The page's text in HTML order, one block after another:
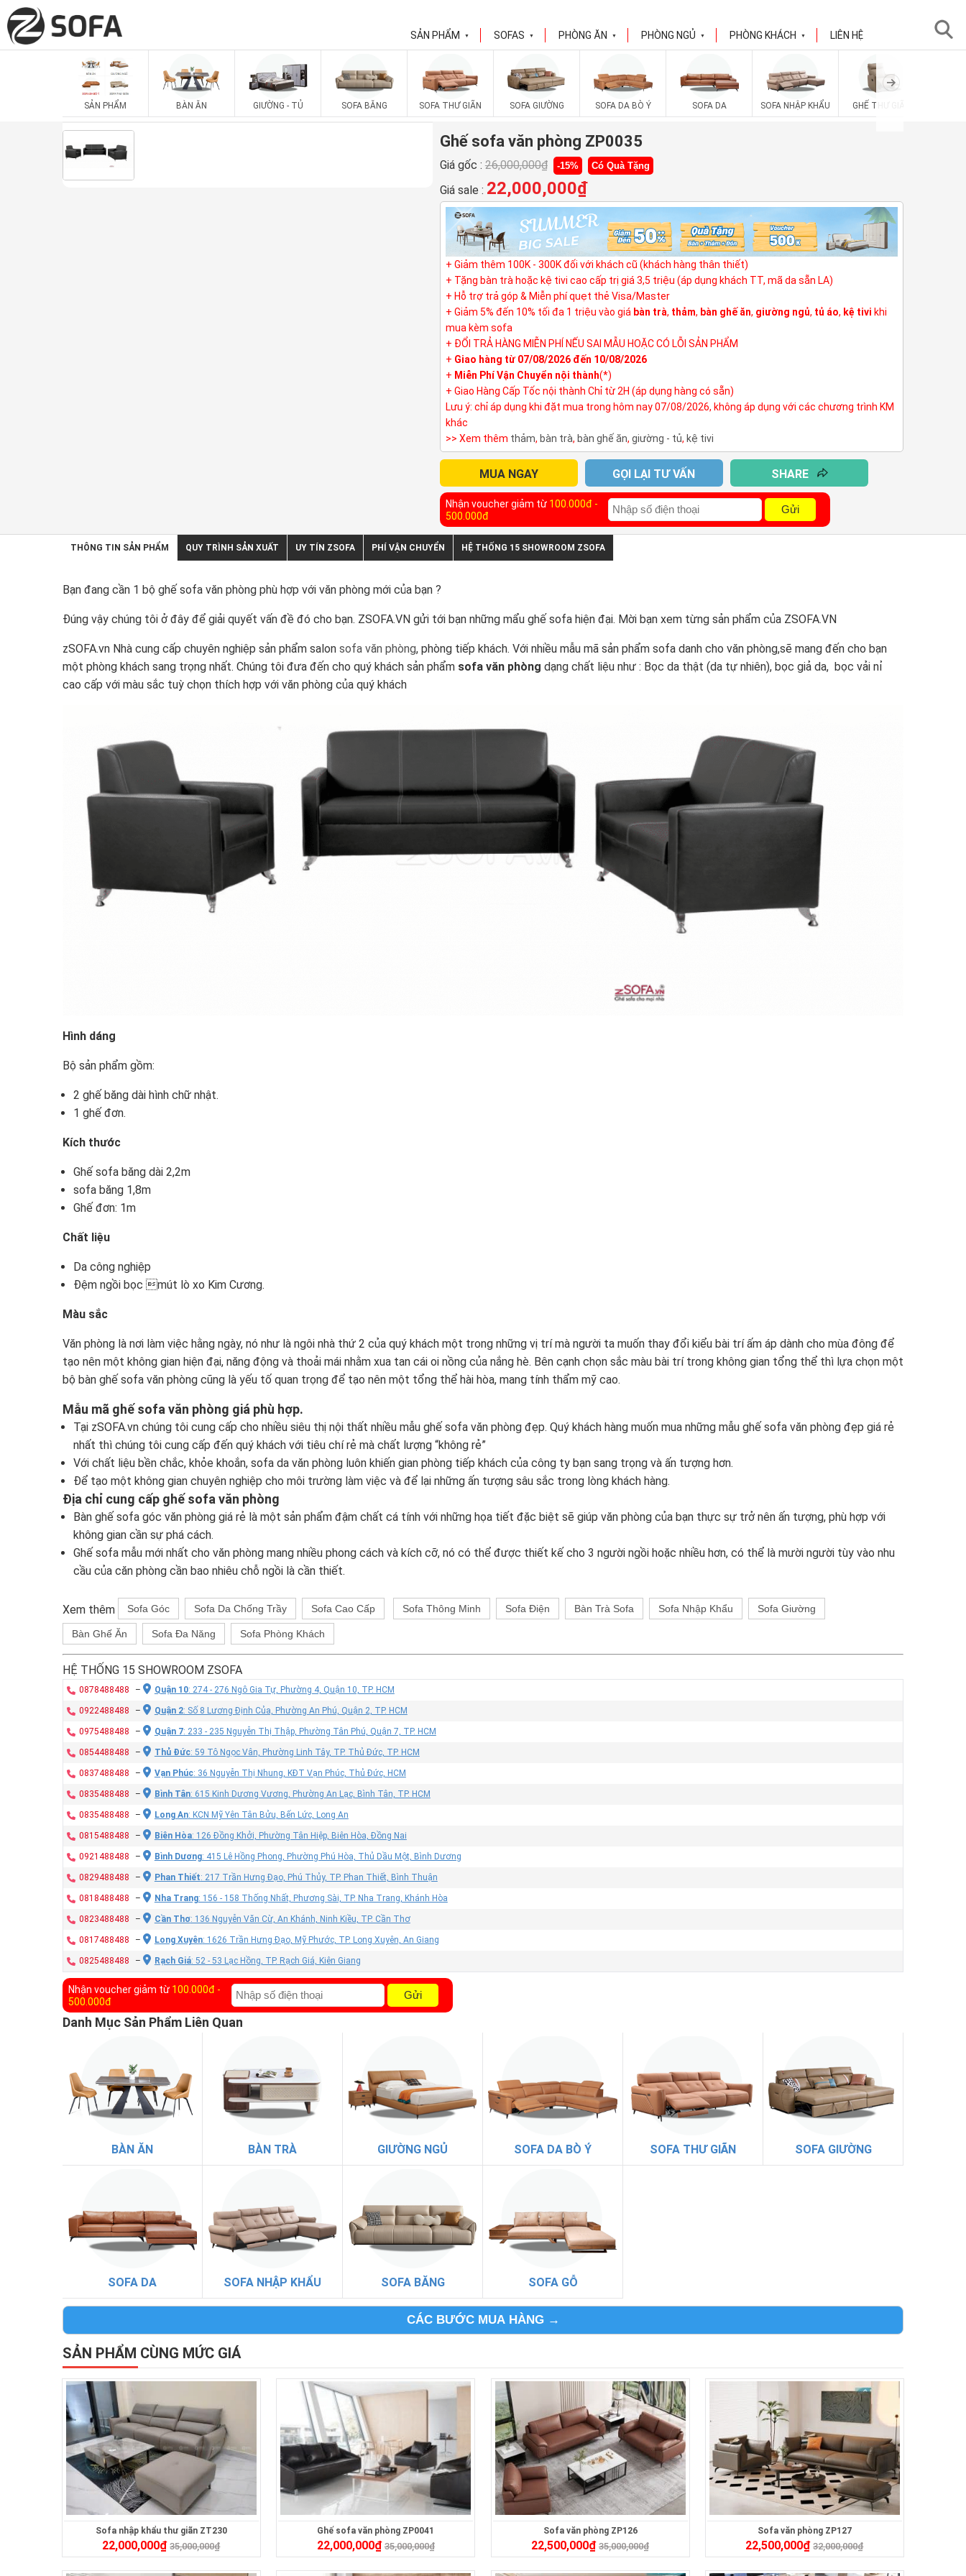
SẢN PHẨM ▼ SOFAS ▼ PHÒNG ĂN ▼ PHÒNG NGỦ ▼ PHÒNG KHÁCH ▼ LIÊN HỆ
SẢN PHẨM BÀN ĂN GIƯỜNG - TỦ SOFA BĂNG SOFA THƯ GIÃN SOFA GIƯỜNG SOFA DA BÒ Ý SOFA DA SOFA NHẬP KHẨU GHẾ THƯ GIÃN
Ghế sofa văn phòng ZP0035
Giá gốc : 26,000,000₫ -15% Có Quà Tặng
Giá sale : 22,000,000₫
+ Giảm thêm 100K - 300K đối với khách cũ (khách hàng thân thiết)
+ Tặng bàn trà hoặc kệ tivi cao cấp trị giá 3,5 triệu (áp dụng khách TT, mã da sẵn LA)
+ Hỗ trợ trả góp & Miễn phí quẹt thẻ Visa/Master
+ Giảm 5% đến 10% tối đa 1 triệu vào giá bàn trà, thảm, bàn ghế ăn, giường ngủ, tủ áo, kệ tivi khi
mua kèm sofa
+ ĐỔI TRẢ HÀNG MIỄN PHÍ NẾU SAI MẪU HOẶC CÓ LỖI SẢN PHẨM
+ Giao hàng từ 07/08/2026 đến 10/08/2026
+ Miễn Phí Vận Chuyển nội thành(*)
+ Giao Hàng Cấp Tốc nội thành Chỉ từ 2H (áp dụng hàng có sẵn)
Lưu ý: chỉ áp dụng khi đặt mua trong hôm nay 07/08/2026, không áp dụng với các chương trình KM
khác
>> Xem thêm thảm, bàn trà, bàn ghế ăn, giường - tủ, kệ tivi
MUA NGAY GỌI LẠI TƯ VẤN SHARE
Nhận voucher giảm từ 100.000đ -
500.000đ
Gửi
THÔNG TIN SẢN PHẨM QUY TRÌNH SẢN XUẤT UY TÍN ZSOFA PHÍ VẬN CHUYỂN HỆ THỐNG 15 SHOWROOM ZSOFA
Bạn đang cần 1 bộ ghế sofa văn phòng phù hợp với văn phòng mới của bạn ?
Đúng vậy chúng tôi ở đây để giải quyết vấn đề đó cho bạn. ZSOFA.VN gửi tới bạn những mẩu ghế sofa hiện đại. Mời bạn xem từng sản phẩm của ZSOFA.VN
zSOFA.vn Nhà cung cấp chuyên nghiệp sản phẩm salon sofa văn phòng, phòng tiếp khách. Với nhiều mẫu mã sản phẩm sofa danh cho văn phòng,sẽ mang đến cho bạn
một phòng khách sang trọng nhất. Chúng tôi đưa đến cho quý khách sản phẩm sofa văn phòng dạng chất liệu như : Bọc da thật (da tự nhiên), bọc giả da, bọc vải nỉ
cao cấp với màu sắc tuỳ chọn thích hợp với văn phòng của quý khách
Hình dáng
Bộ sản phẩm gồm:
2 ghế băng dài hình chữ nhật.
1 ghế đơn.
Kích thước
Ghế sofa băng dài 2,2m
sofa băng 1,8m
Ghế đơn: 1m
Chất liệu
Da công nghiệp
Đệm ngồi bọc mút lò xo Kim Cương.
Màu sắc
Văn phòng là nơi làm việc hằng ngày, nó như là ngôi nhà thứ 2 của quý khách một trong những vị trí mà người ta muốn thay đổi kiểu bài trí ấm áp dành cho mùa đông để
tạo nên một không gian hiện đại, năng động và thoải mái nhằm xua tan cái oi nồng của nắng hè. Bên cạnh chọn sắc màu bài trí trong không gian tổng thể thì lựa chọn một
bộ bàn ghế sofa văn phòng cũng là yếu tố quan trọng để tạo nên một tổng thể hài hòa, mang tính thẩm mỹ cao.
Mẫu mã ghế sofa văn phòng giá phù hợp.
Tại zSOFA.vn chúng tôi cung cấp cho nhiều siêu thị nội thất nhiều mẫu ghế sofa văn phòng đẹp. Quý khách hàng muốn mua những mẫu ghế sofa văn phòng đẹp giá rẻ
nhất thì chúng tôi cung cấp đến quý khách với tiêu chí rẻ mà chất lượng “không rẻ”
Với chất liệu bền chắc, khỏe khoắn, sofa da văn phòng luôn khiến gian phòng tiếp khách của công ty bạn sang trọng và ấn tượng hơn.
Để tạo một không gian chuyên nghiệp cho môi trường làm việc và để lại những ấn tượng sâu sắc trong lòng khách hàng.
Địa chỉ cung cấp ghế sofa văn phòng
Bàn ghế sofa góc văn phòng giá rẻ là một sản phẩm đậm chất cá tính với những họa tiết đặc biệt sẽ giúp văn phòng của bạn thực sự trở nên ấn tượng, phù hợp với
không gian cần sự phá cách.
Ghế sofa mẫu mới nhất cho văn phòng mang nhiều phong cách và kích cỡ, nó có thể được thiết kế cho 3 người ngồi hoặc nhiều hơn, có thể là mười người tùy vào nhu
cầu của căn phòng cần bao nhiêu chỗ ngồi là cần thiết.
Xem thêm Sofa Góc Sofa Da Chống Trầy Sofa Cao Cấp Sofa Thông Minh Sofa Điện Bàn Trà Sofa Sofa Nhập Khẩu Sofa Giường
Bàn Ghế Ăn Sofa Đa Năng Sofa Phòng Khách
HỆ THỐNG 15 SHOWROOM ZSOFA
0878488488 – Quận 10: 274 - 276 Ngô Gia Tự, Phường 4, Quận 10, TP. HCM
0922488488 – Quận 2: Số 8 Lương Định Của, Phường An Phú, Quận 2, TP. HCM
0975488488 – Quận 7: 233 - 235 Nguyễn Thị Thập, Phường Tân Phú, Quận 7, TP. HCM
0854488488 – Thủ Đức: 59 Tô Ngọc Vân, Phường Linh Tây, TP. Thủ Đức, TP. HCM
0837488488 – Vạn Phúc: 36 Nguyễn Thị Nhung, KĐT Vạn Phúc, Thủ Đức, HCM
0835488488 – Bình Tân: 615 Kinh Dương Vương, Phường An Lạc, Bình Tân, TP. HCM
0835488488 – Long An: KCN Mỹ Yên Tân Bửu, Bến Lức, Long An
0815488488 – Biên Hòa: 126 Đồng Khởi, Phường Tân Hiệp, Biên Hòa, Đồng Nai
0921488488 – Bình Dương: 415 Lê Hồng Phong, Phường Phú Hòa, Thủ Dầu Một, Bình Dương
0829488488 – Phan Thiết: 217 Trần Hưng Đạo, Phú Thủy, TP. Phan Thiết, Bình Thuận
0818488488 – Nha Trang: 156 - 158 Thống Nhất, Phương Sài, TP. Nha Trang, Khánh Hòa
0823488488 – Cần Thơ: 136 Nguyễn Văn Cừ, An Khánh, Ninh Kiều, TP. Cần Thơ
0817488488 – Long Xuyên: 1626 Trần Hưng Đạo, Mỹ Phước, TP. Long Xuyên, An Giang
0825488488 – Rạch Giá: 52 - 53 Lạc Hồng, TP. Rạch Giá, Kiên Giang
Nhận voucher giảm từ 100.000đ -
500.000đ
Gửi
Danh Mục Sản Phẩm Liên Quan
BÀN ĂN BÀN TRÀ GIƯỜNG NGỦ SOFA DA BÒ Ý SOFA THƯ GIÃN SOFA GIƯỜNG
SOFA DA SOFA NHẬP KHẨU SOFA BĂNG SOFA GỖ
CÁC BƯỚC MUA HÀNG →
SẢN PHẨM CÙNG MỨC GIÁ
Sofa nhập khẩu thư giãn ZT230
22,000,000₫ 35,000,000₫
Ghế sofa văn phòng ZP0041
22,000,000₫ 35,000,000₫
Sofa văn phòng ZP126
22,500,000₫ 35,000,000₫
Sofa văn phòng ZP127
22,500,000₫ 32,000,000₫